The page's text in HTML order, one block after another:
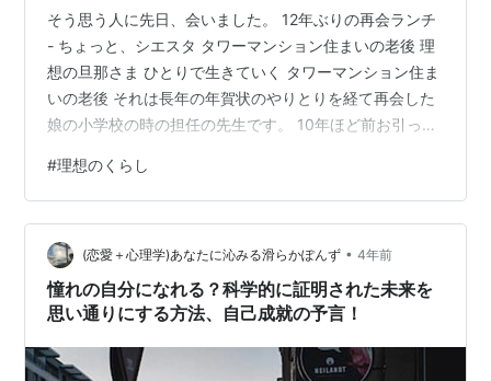
そう思う人に先日、会いました。 12年ぶりの再会ランチ
- ちょっと、シエスタ タワーマンション住まいの老後 理
想の旦那さま ひとりで生きていく タワーマンション住ま
いの老後 それは長年の年賀状のやりとりを経て再会した
娘の小学校の時の担任の先生です。 10年ほど前お引っ越
ぱりタワマンに住んでいらっしゃいました。 アクセスが
良いターミナル駅から徒歩3分 駅横には大きなデパー
ト、目の前には大きなショッピングモール マンション一
階には病院も。 「便利すぎて、もうここ以外は住めな
い」 そうおっしゃってましたが納得です。 老後にタワー
マンション、やっ…
#理想のくらし
(恋愛＋心理学)あなたに沁みる滑らかぽんず • 4年前
憧れの自分になれる？科学的に証明された未来を
思い通りにする方法、自己成就の予言！